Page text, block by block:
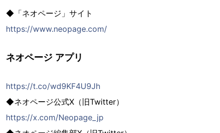
◆「ネオページ」サイト
https://www.neopage.com/
ネオページ アプリ
https://t.co/wd9KF4U9Jh
◆ネオページ公式X（旧Twitter）
https://x.com/Neopage_jp